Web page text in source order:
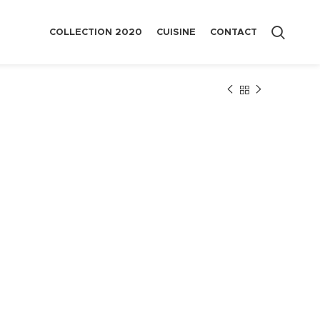
COLLECTION 2020 CUISINE CONTACT